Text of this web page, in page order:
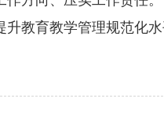
教育教学管理规范化